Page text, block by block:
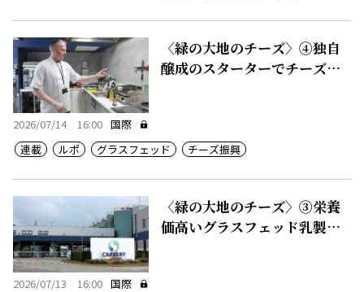
〈緑の大地のチーズ〉④独自
醸成のスターターでチーズに
2026/07/14 16:00 国際
連載
ルポ グラスフェッド チーズ振興
〈緑の大地のチーズ〉③栄養
価高いグラスフェッド乳製
2026/07/13 16:00 国際